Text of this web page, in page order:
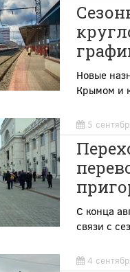
Новые
Крымом и
5
С конца
связи с
4